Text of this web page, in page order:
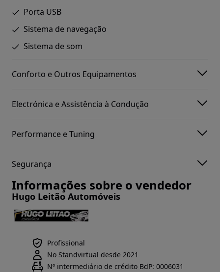
Porta USB
Sistema de navegação
Sistema de som
Conforto e Outros Equipamentos
Electrónica e Assistência à Condução
Performance e Tuning
Segurança
Informações sobre o vendedor
Hugo Leitão Automóveis
Profissional
No Standvirtual desde 2021
Nº intermediário de crédito BdP: 0006031